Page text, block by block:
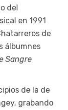
del
en 1991
de
álbumnes
Sangre
de la de
grabando